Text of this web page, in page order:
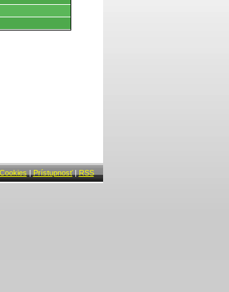
Cookies | Prístupnosť| RSS